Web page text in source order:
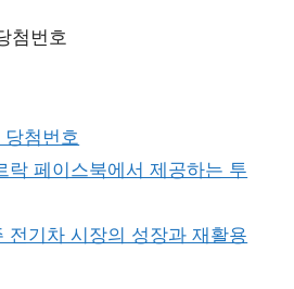
첨번호
락 페이스북에서 제공하는 투
전기차 시장의 성장과 재활용